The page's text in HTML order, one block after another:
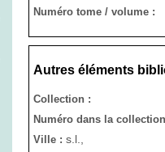
Numéro tome / volume :
Autres éléments
Collection :
Numéro dans la
Ville : s.l.,